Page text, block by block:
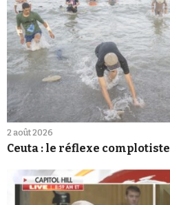
2 août 2026
Ceuta : le réflexe complotiste